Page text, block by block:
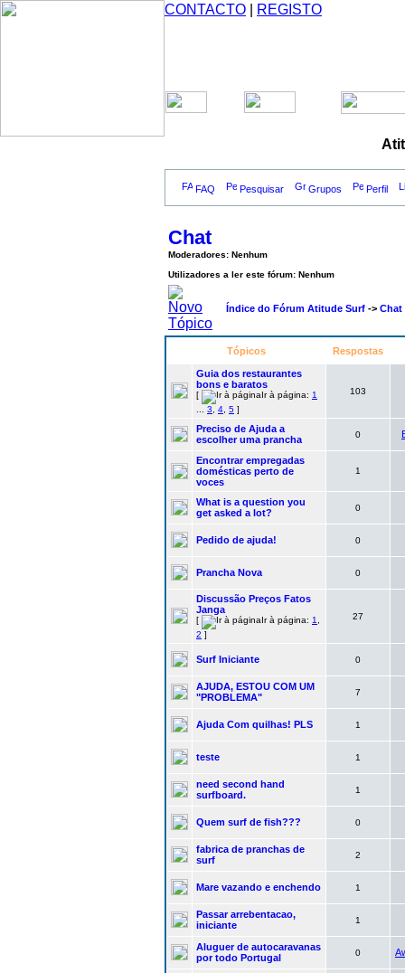
CONTACTO REGISTO
FAQ Pesquisar Grupos Perfil
Chat
Moderadores: Nenhum
Utilizadores a ler este fórum: Nenhum
Índice do Fórum Atitude Surf -> Chat
Tópicos Respostas
Guia dos restaurantes
bons e baratos
[ Ir à página: 1
3 4 5 ]
103
Preciso de Ajuda a
escolher uma prancha
0
Encontrar empregadas
domésticas perto de
voces
1
What is a question you
get asked a lot?
0
Pedido de ajuda! 0
Prancha Nova 0
Discussão Preços Fatos
Janga
[ Ir à página: 1
2 ]
27
Surf Iniciante 0
AJUDA, ESTOU COM UM
"PROBLEMA"
7
Ajuda Com quilhas! PLS 1
teste 1
need second hand
surfboard.
1
Quem surf de fish??? 0
fabrica de pranchas de
surf
2
Mare vazando e enchendo 1
Passar arrebentacao,
iniciante
1
Aluguer de autocaravanas
por todo Portugal
0